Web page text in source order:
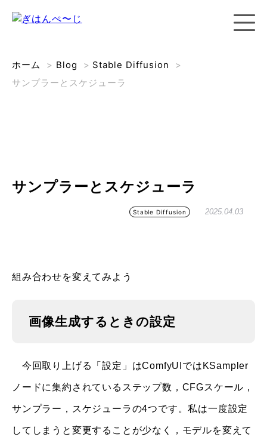
ホーム > Blog > Stable Diffusion
>
サンプラーとスケジューラ
サンプラーとスケジューラ
Stable Diffusion 2025.04.03
組み合わせを変えてみよう
画像生成するときの設定
今回取り上げる「設定」はComfyUIではKSampler
ノードに集約されているステップ数，CFGスケール，
サンプラー，スケジューラの4つです。私は一度設定
してしまうと変更することが少なく，モデルを変えて